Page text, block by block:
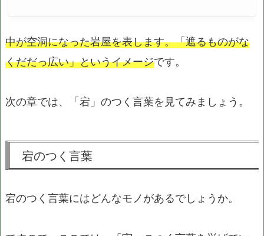
中が空洞になった岩屋を表します。「遮るものがな
くだだっ広い」というイメージです。
次の章では、「宕」のつく言葉を見てみましょう。
宕のつく言葉
宕のつく言葉にはどんなモノがあるでしょうか。